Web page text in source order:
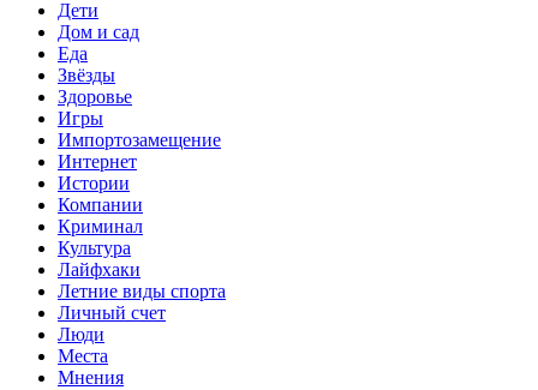
Дети
Дом и сад
Еда
Звёзды
Здоровье
Игры
Импортозамещение
Интернет
Истории
Компании
Криминал
Культура
Лайфхаки
Летние виды спорта
Личный счет
Люди
Места
Мнения